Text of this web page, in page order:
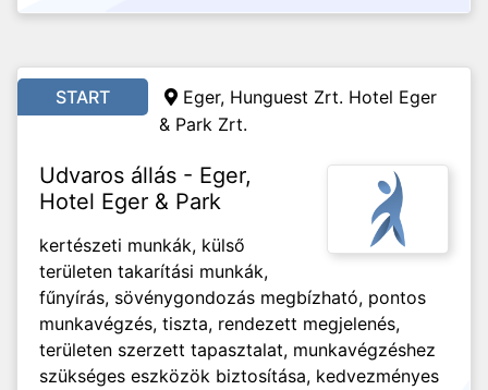
START
Eger, Hunguest Zrt. Hotel Eger
& Park Zrt.
Udvaros állás - Eger,
Hotel Eger & Park
kertészeti munkák, külső
területen takarítási munkák,
fűnyírás, sövénygondozás megbízható, pontos
munkavégzés, tiszta, rendezett megjelenés,
területen szerzett tapasztalat, munkavégzéshez
szükséges eszközök biztosítása, kedvezményes